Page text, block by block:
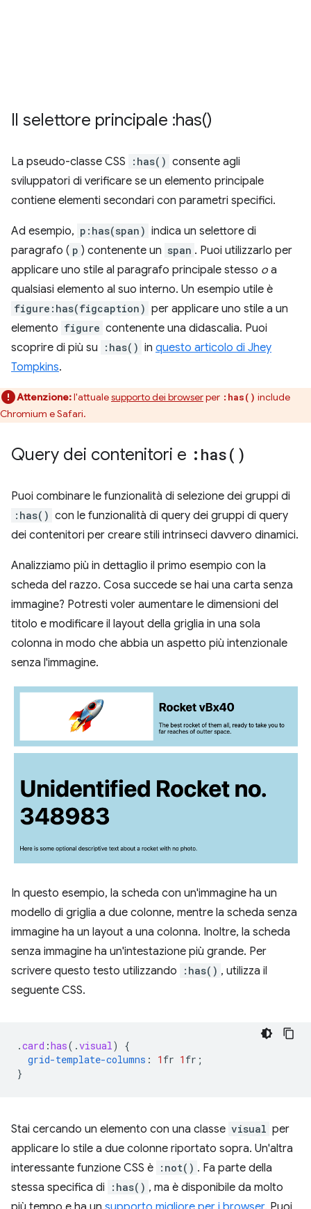
Il selettore principale :has()
La pseudo-classe CSS :has() consente agli
sviluppatori di verificare se un elemento principale
contiene elementi secondari con parametri specifici.
Ad esempio, p:has(span) indica un selettore di
paragrafo ( p ) contenente un span . Puoi utilizzarlo per
applicare uno stile al paragrafo principale stesso o a
qualsiasi elemento al suo interno. Un esempio utile è
figure:has(figcaption) per applicare uno stile a un
elemento figure contenente una didascalia. Puoi
scoprire di più su
:has() in questo articolo di Jhey
Tompkins.
Attenzione:l'attualesupporto dei browserper :has() include
Chromium e Safari.
Query dei contenitori e : has( )
Puoi combinare le funzionalità di selezione dei gruppi di
:has() con le funzionalità di query dei gruppi di query
dei contenitori per creare stili intrinseci davvero dinamici.
Analizziamo più in dettaglio il primo esempio con la
scheda del razzo. Cosa succede se hai una carta senza
immagine? Potresti voler aumentare le dimensioni del
titolo e modificare il layout della griglia in una sola
colonna in modo che abbia un aspetto più intenzionale
senza l'immagine.
In questo esempio, la scheda con un'immagine ha un
modello di griglia a due colonne, mentre la scheda senza
immagine ha un layout a una colonna. Inoltre, la scheda
senza immagine ha un'intestazione più grande. Per
scrivere questo testo utilizzando
:has() , utilizza il
seguente CSS.
.card :has( .visual)
{
grid-template-columns : 1 fr 1 fr ;
}
Stai cercando un elemento con una classe visual per
applicare lo stile a due colonne riportato sopra. Un'altra
interessante funzione CSS è :not() . Fa parte della
stessa specifica di
:has() , ma è disponibile da molto